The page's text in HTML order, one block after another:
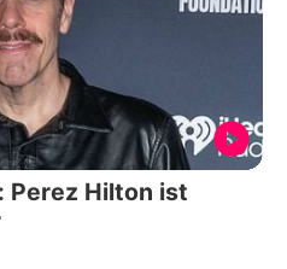
Perez Hilton ist